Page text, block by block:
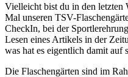
Vielleicht bist du in den letzten
Mal unseren TSV-
CheckIn, bei der
Lesen eines Artikels in der
was hat es eigentlich damit auf
Die Flaschengärten sind im